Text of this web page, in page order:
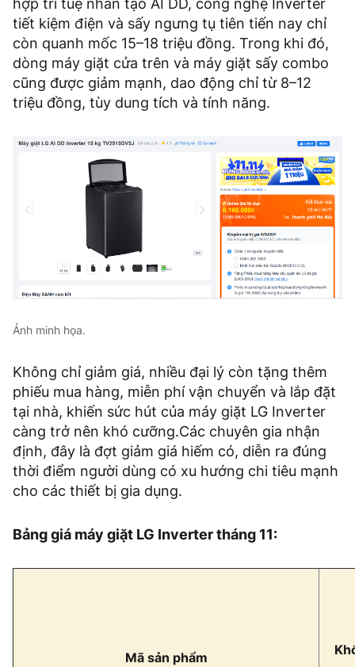
hợp trí tuệ nhân tạo AI DD, công nghệ Inverter
tiết kiệm điện và sấy ngưng tụ tiên tiến nay chỉ
còn quanh mốc 15–18 triệu đồng. Trong khi đó,
dòng máy giặt cửa trên và máy giặt sấy combo
cũng được giảm mạnh, dao động chỉ từ 8–12
triệu đồng, tùy dung tích và tính năng.
Ảnh minh họa.
Không chỉ giảm giá, nhiều đại lý còn tặng thêm
phiếu mua hàng, miễn phí vận chuyển và lắp đặt
tại nhà, khiến sức hút của máy giặt LG Inverter
càng trở nên khó cưỡng.Các chuyên gia nhận
định, đây là đợt giảm giá hiếm có, diễn ra đúng
thời điểm người dùng có xu hướng chi tiêu mạnh
cho các thiết bị gia dụng.
Bảng giá máy giặt LG Inverter tháng 11:
Mã sản phẩm